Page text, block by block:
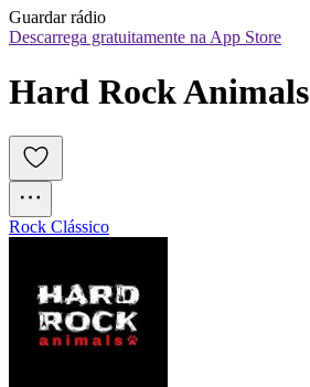
Guardar rádio
Descarrega gratuitamente na App Store
Hard Rock Animals
Rock Clássico